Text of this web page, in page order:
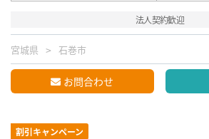
法人契約歓迎
宮城県 石巻市
お問合わせ
割引キャンペーン